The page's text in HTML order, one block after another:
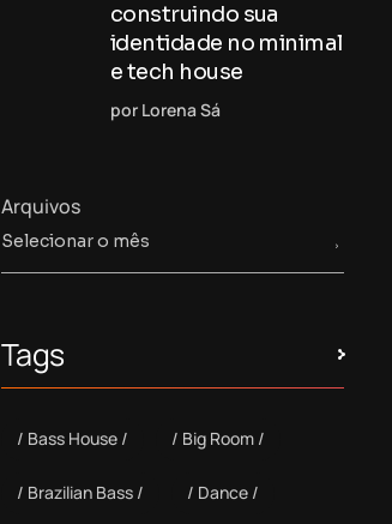
construindo sua
identidade no minimal
e tech house
por Lorena Sá
Arquivos
Tags
Bass House Big Room
Brazilian Bass Dance